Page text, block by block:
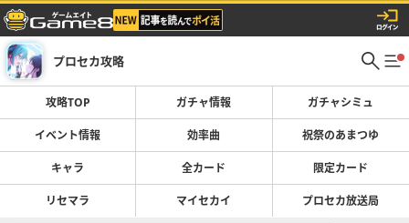
プロセカ攻略
攻略TOP ガチャ情報 ガチャシミュ
イベント情報 効率曲 祝祭のあまつゆ
キャラ 全カード 限定カード
リセマラ マイセカイ プロセカ放送局